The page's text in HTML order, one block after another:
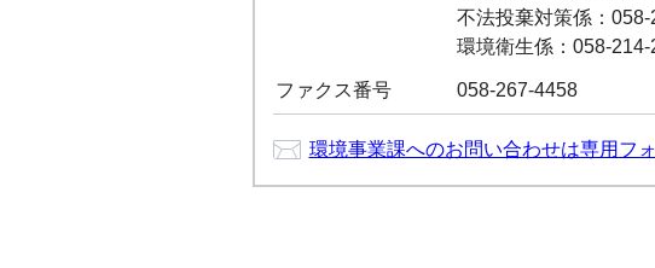
不法投棄対策係：
環境衛生係：058-214-
ファクス番号 058-267-4458
環境事業課へのお問い合わせは専用フ